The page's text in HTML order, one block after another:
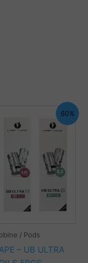
60%
/ Pods
– UB ULTRA